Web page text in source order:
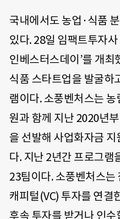
국내에서도 농업·식품
있다. 28일 임팩트투자
인베스터스데이’를 개
식품 스타트업을 발굴하
램이다. 소풍벤처스는
원과 함께 지난 2020년
을 선발해 사업화자금
다. 지난 2년간 프로그램
23팀이다. 소풍벤처스는
캐피털(VC) 투자를 연결
후속 투자를 받거나 인